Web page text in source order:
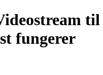
til
fungerer